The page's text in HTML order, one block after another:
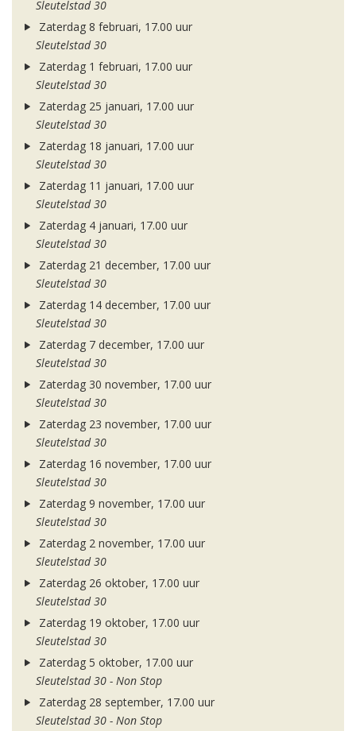
Sleutelstad 30
Zaterdag 8 februari, 17.00 uur
Sleutelstad 30
Zaterdag 1 februari, 17.00 uur
Sleutelstad 30
Zaterdag 25 januari, 17.00 uur
Sleutelstad 30
Zaterdag 18 januari, 17.00 uur
Sleutelstad 30
Zaterdag 11 januari, 17.00 uur
Sleutelstad 30
Zaterdag 4 januari, 17.00 uur
Sleutelstad 30
Zaterdag 21 december, 17.00 uur
Sleutelstad 30
Zaterdag 14 december, 17.00 uur
Sleutelstad 30
Zaterdag 7 december, 17.00 uur
Sleutelstad 30
Zaterdag 30 november, 17.00 uur
Sleutelstad 30
Zaterdag 23 november, 17.00 uur
Sleutelstad 30
Zaterdag 16 november, 17.00 uur
Sleutelstad 30
Zaterdag 9 november, 17.00 uur
Sleutelstad 30
Zaterdag 2 november, 17.00 uur
Sleutelstad 30
Zaterdag 26 oktober, 17.00 uur
Sleutelstad 30
Zaterdag 19 oktober, 17.00 uur
Sleutelstad 30
Zaterdag 5 oktober, 17.00 uur
Sleutelstad 30 - Non Stop
Zaterdag 28 september, 17.00 uur
Sleutelstad 30 - Non Stop